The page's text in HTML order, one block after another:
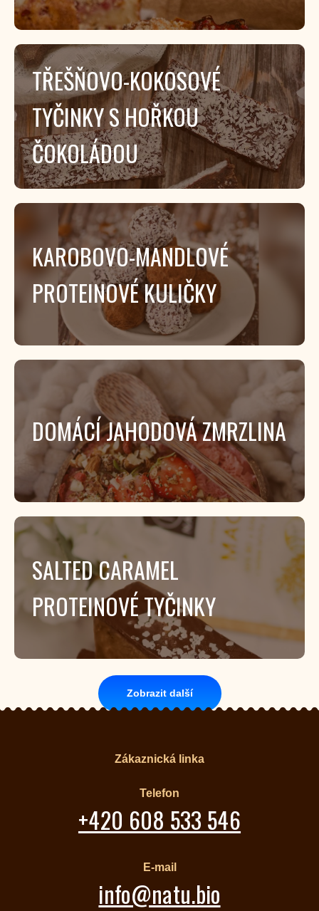
TŘEŠŇOVO-KOKOSOVÉ
TYČINKY S HOŘKOU
ČOKOLÁDOU
KAROBOVO-MANDLOVÉ
PROTEINOVÉ KULIČKY
DOMÁCÍ JAHODOVÁ ZMRZLINA
SALTED CARAMEL
PROTEINOVÉ TYČINKY
Zobrazit další
Zákaznická linka
Telefon
+420 608 533 546
E-mail
info@natu.bio